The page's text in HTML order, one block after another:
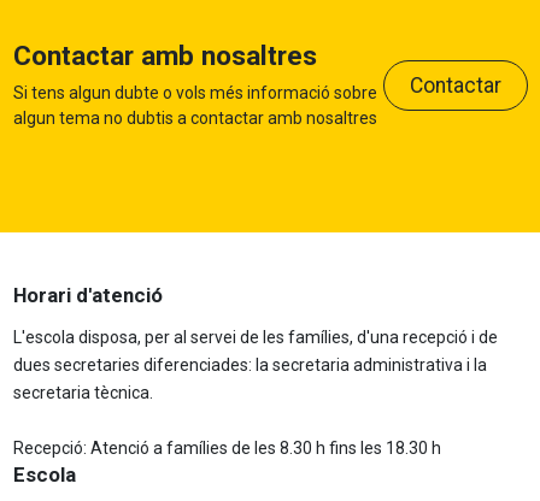
Contactar amb nosaltres
Si tens algun dubte o vols més informació sobre
algun tema no dubtis a contactar amb nosaltres
Contactar
Horari d'atenció
L'escola disposa, per al servei de les famílies, d'una recepció i de
dues secretaries diferenciades: la secretaria administrativa i la
secretaria tècnica.
Recepció: Atenció a famílies de les 8.30 h fins les 18.30 h
Escola